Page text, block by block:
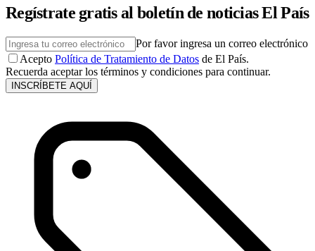
Regístrate gratis al boletín de noticias El País
Por favor ingresa un correo electrónico
Acepto Política de Tratamiento de Datos de El País.
Recuerda aceptar los términos y condiciones para continuar.
INSCRÍBETE AQUÍ